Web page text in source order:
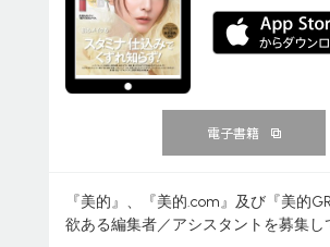
電子書籍
『美的』、『美的.com』及び『美的
欲ある編集者／アシスタントを募集し